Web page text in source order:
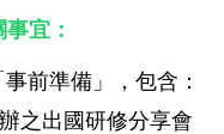
宜：
前準備」，包含：
之出國研修分享會